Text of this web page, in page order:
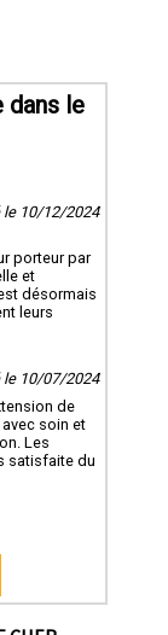
dans le
le 10/12/2024
porteur par
et
désormais
leurs
le 10/07/2024
de
soin et
Les
satisfaite du